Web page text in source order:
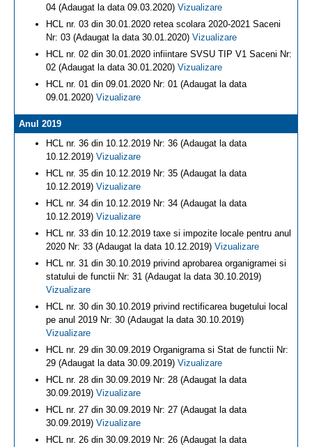
04 (Adaugat la data 09.03.2020) Vizualizare
HCL nr. 03 din 30.01.2020 retea scolara 2020-2021 Saceni
Nr: 03 (Adaugat la data 30.01.2020) Vizualizare
HCL nr. 02 din 30.01.2020 infiintare SVSU TIP V1 Saceni Nr:
02 (Adaugat la data 30.01.2020) Vizualizare
HCL nr. 01 din 09.01.2020 Nr: 01 (Adaugat la data
09.01.2020) Vizualizare
Anul 2019
HCL nr. 36 din 10.12.2019 Nr: 36 (Adaugat la data
10.12.2019) Vizualizare
HCL nr. 35 din 10.12.2019 Nr: 35 (Adaugat la data
10.12.2019) Vizualizare
HCL nr. 34 din 10.12.2019 Nr: 34 (Adaugat la data
10.12.2019) Vizualizare
HCL nr. 33 din 10.12.2019 taxe si impozite locale pentru anul
2020 Nr: 33 (Adaugat la data 10.12.2019) Vizualizare
HCL nr. 31 din 30.10.2019 privind aprobarea organigramei si
statului de functii Nr: 31 (Adaugat la data 30.10.2019)
Vizualizare
HCL nr. 30 din 30.10.2019 privind rectificarea bugetului local
pe anul 2019 Nr: 30 (Adaugat la data 30.10.2019)
Vizualizare
HCL nr. 29 din 30.09.2019 Organigrama si Stat de functii Nr:
29 (Adaugat la data 30.09.2019) Vizualizare
HCL nr. 28 din 30.09.2019 Nr: 28 (Adaugat la data
30.09.2019) Vizualizare
HCL nr. 27 din 30.09.2019 Nr: 27 (Adaugat la data
30.09.2019) Vizualizare
HCL nr. 26 din 30.09.2019 Nr: 26 (Adaugat la data